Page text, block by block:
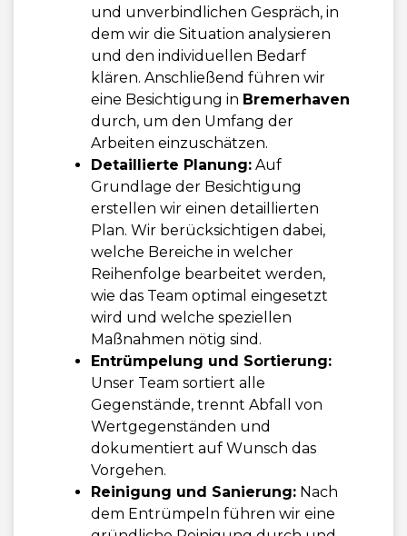
und unverbindlichen Gespräch, in
dem wir die Situation analysieren
und den individuellen Bedarf
klären. Anschließend führen wir
eine Besichtigung in Bremerhaven
durch, um den Umfang der
Arbeiten einzuschätzen.
Detaillierte Planung: Auf
Grundlage der Besichtigung
erstellen wir einen detaillierten
Plan. Wir berücksichtigen dabei,
welche Bereiche in welcher
Reihenfolge bearbeitet werden,
wie das Team optimal eingesetzt
wird und welche speziellen
Maßnahmen nötig sind.
Entrümpelung und Sortierung:
Unser Team sortiert alle
Gegenstände, trennt Abfall von
Wertgegenständen und
dokumentiert auf Wunsch das
Vorgehen.
Reinigung und Sanierung: Nach
dem Entrümpeln führen wir eine